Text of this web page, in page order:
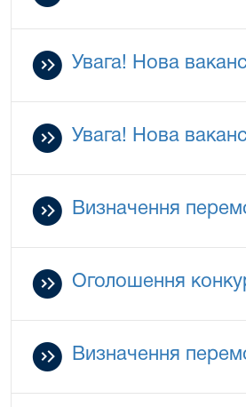
Увага! Нова
Увага! Нова
Визначення
Оголошення
Визначення